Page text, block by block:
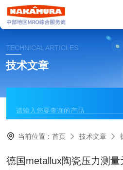
TECHNICAL ARTICLES
技术文章
当前位置：首页 技术文章
德国metallux陶瓷压力测